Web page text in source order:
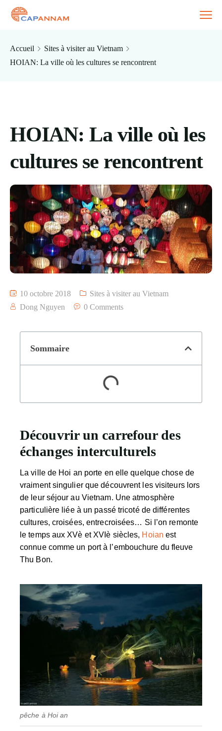
Accueil
Sites à visiter au Vietnam
HOIAN: La ville où les cultures se rencontrent
HOIAN: La ville où les
cultures se rencontrent
10 octobre 2018
Sites à visiter au Vietnam
Dong Nguyen
0 Comments
Sommaire
Découvrir un carrefour des
échanges interculturels
La ville de Hoi an porte en elle quelque chose de
vraiment singulier que découvrent les visiteurs lors
de leur séjour au Vietnam. Une atmosphère
particulière liée à un passé tricoté de différentes
cultures, croisées, entrecroisées… Si l’on remonte
le temps aux XVè et XVIè siècles, Hoian est
connue comme un port à l’embouchure du fleuve
Thu Bon.
pêche à Hoi an